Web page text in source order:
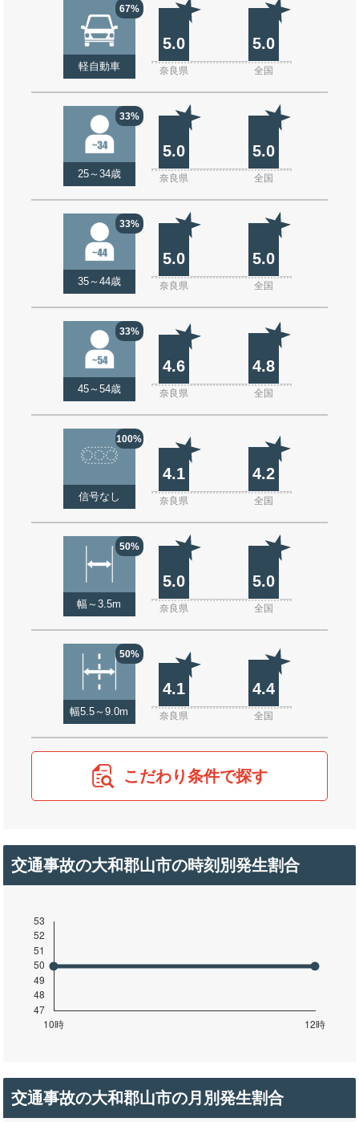
67%
軽自動車
5.0 5.0
奈良県 全国
33%
25～34歳
5.0 5.0
奈良県 全国
33%
35～44歳
5.0 5.0
奈良県 全国
33%
45～54歳
4.6 4.8
奈良県 全国
100%
信号なし
4.1 4.2
奈良県 全国
50%
幅～3.5m
5.0 5.0
奈良県 全国
50%
幅5.5～9.0m
4.1 4.4
奈良県 全国
こだわり条件で探す
交通事故の大和郡山市の時刻別発生割合
交通事故の大和郡山市の月別発生割合